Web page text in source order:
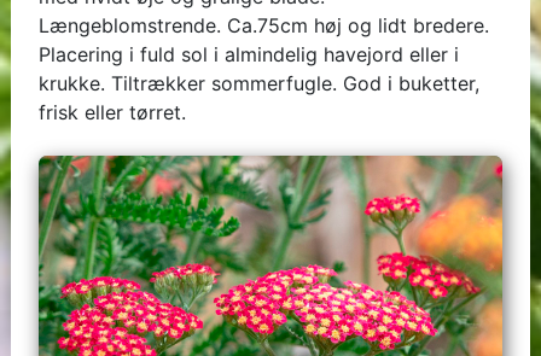
Længeblomstrende. Ca.75cm høj og lidt bredere.
Placering i fuld sol i almindelig havejord eller i
krukke. Tiltrækker sommerfugle. God i buketter,
frisk eller tørret.